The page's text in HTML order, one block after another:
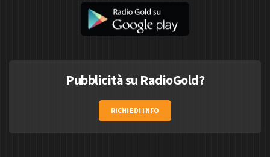
Pubblicità su RadioGold?
RICHIEDI INFO